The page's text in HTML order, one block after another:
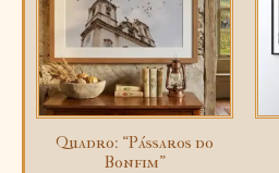
Quadro: “Pássaros do
Bonfim”